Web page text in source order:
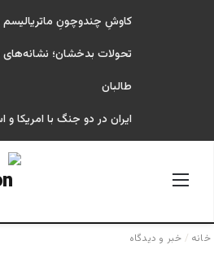
کاوشِ چندو‌چونِ ماتریالیسم
تحولات بدخشان؛
طالبان
ایران در دو جنگ با امریکا و
خانه / خبر و دیدگاه